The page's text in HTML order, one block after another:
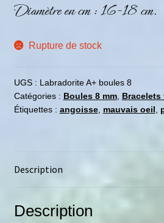
Diamètre en cm : 16-18 cm.
Rupture de stock
UGS : Labradorite A+ boules 8
Catégories : Boules 8 mm, Bracelets
Étiquettes : angoisse, mauvais oeil,
Description
Description